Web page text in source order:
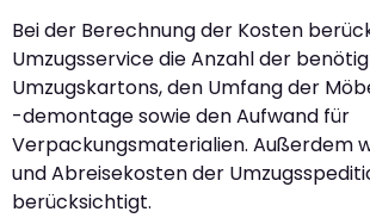
Bei der Berechnung der Kosten
Umzugsservice die Anzahl der
Umzugskartons, den Umfang der
-demontage sowie den Aufwand für
Verpackungsmaterialien. Außerdem
und Abreisekosten der
berücksichtigt.